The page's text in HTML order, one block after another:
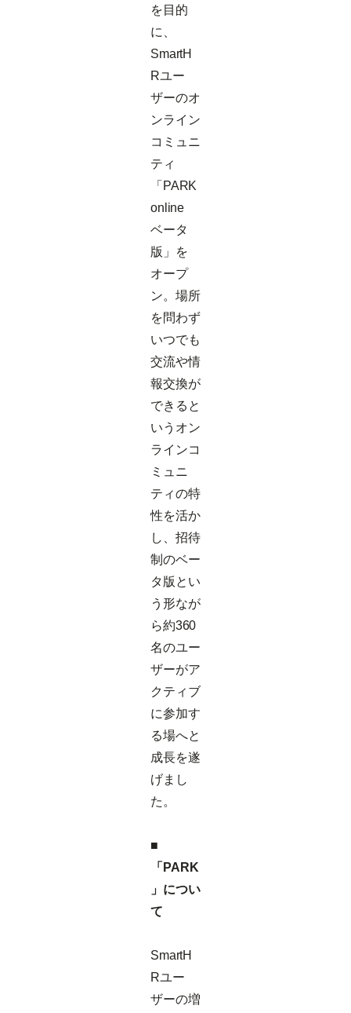
を目的
に、
SmartH
Rユー
ザーのオ
ンライン
コミュニ
ティ
「PARK
online
ベータ
版」を
オープ
ン。場所
を問わず
いつでも
交流や情
報交換が
できると
いうオン
ラインコ
ミュニ
ティの特
性を活か
し、招待
制のベー
タ版とい
う形なが
ら約360
名のユー
ザーがア
クティブ
に参加す
る場へと
成長を遂
げまし
た。
■
「PARK
」につい
て
SmartH
Rユー
ザーの増